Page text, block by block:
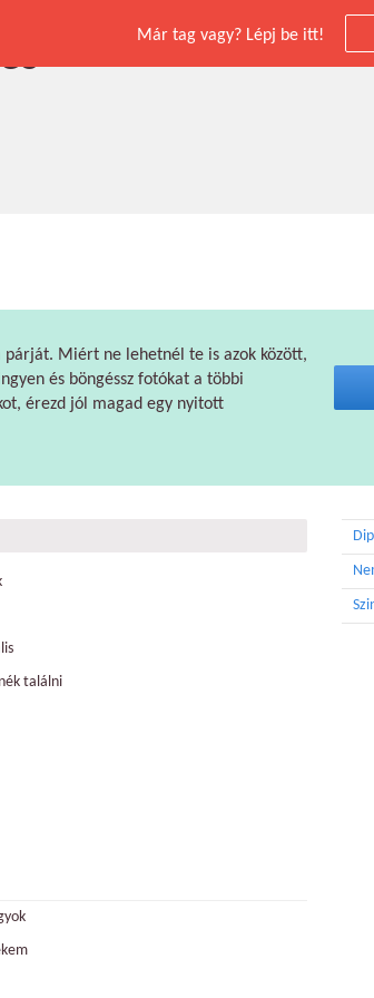
Már tag vagy? Lépj be itt!
párját. Miért ne lehetnél te is azok között,
és böngéssz fotókat a többi
érezd jól magad egy nyitott
találni